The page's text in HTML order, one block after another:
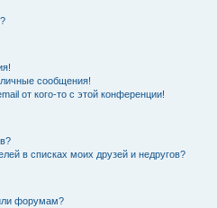
сообщения!
от кого-то с этой конференции!
в списках моих друзей и недругов?
форумам?